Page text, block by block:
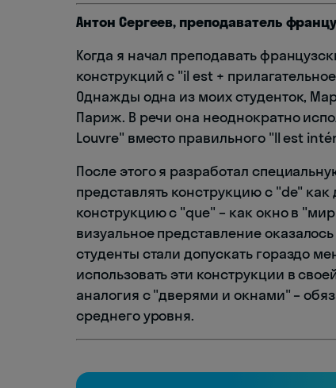
Антон Сергеев, преподаватель
Когда я начал преподавать
конструкций с "il est +
Однажды одна из моих студенток,
Париж. В речи она неоднократно
Louvre" вместо правильного "Il est
После этого я разработал
представлять конструкцию с "de"
конструкцию с "que" – как окно в
визуальное представление
студенты стали допускать гораздо
использовать эти конструкции в
аналогия с "дверями и окнами" –
среднего уровня.